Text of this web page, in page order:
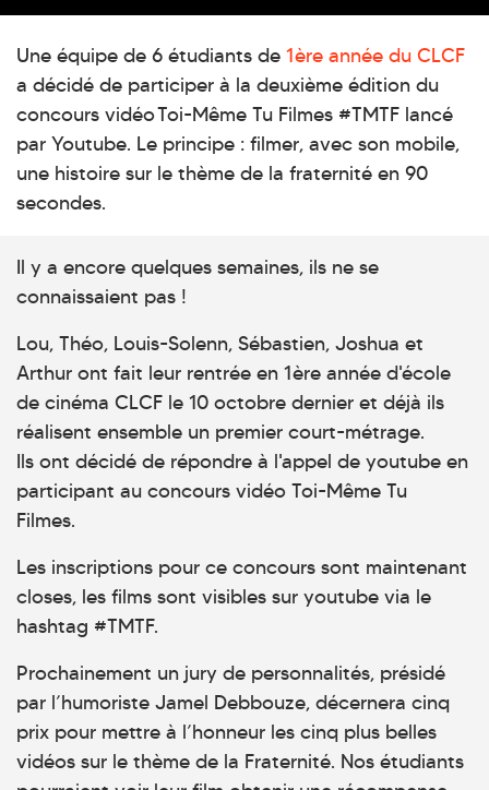
Une équipe de 6 étudiants de 1ère année du CLCF
a décidé de participer à la deuxième édition du
concours vidéo Toi-Même Tu Filmes #TMTF lancé
par Youtube. Le principe : filmer, avec son mobile,
une histoire sur le thème de la fraternité en 90
secondes.
Il y a encore quelques semaines, ils ne se
connaissaient pas !
Lou, Théo, Louis-Solenn, Sébastien, Joshua et
Arthur ont fait leur rentrée en 1ère année d'école
de cinéma CLCF le 10 octobre dernier et déjà ils
réalisent ensemble un premier court-métrage.
Ils ont décidé de répondre à l'appel de youtube en
participant au concours vidéo Toi-Même Tu
Filmes.
Les inscriptions pour ce concours sont maintenant
closes, les films sont visibles sur youtube via le
hashtag #TMTF.
Prochainement un jury de personnalités, présidé
par l’humoriste Jamel Debbouze, décernera cinq
prix pour mettre à l’honneur les cinq plus belles
vidéos sur le thème de la Fraternité. Nos étudiants